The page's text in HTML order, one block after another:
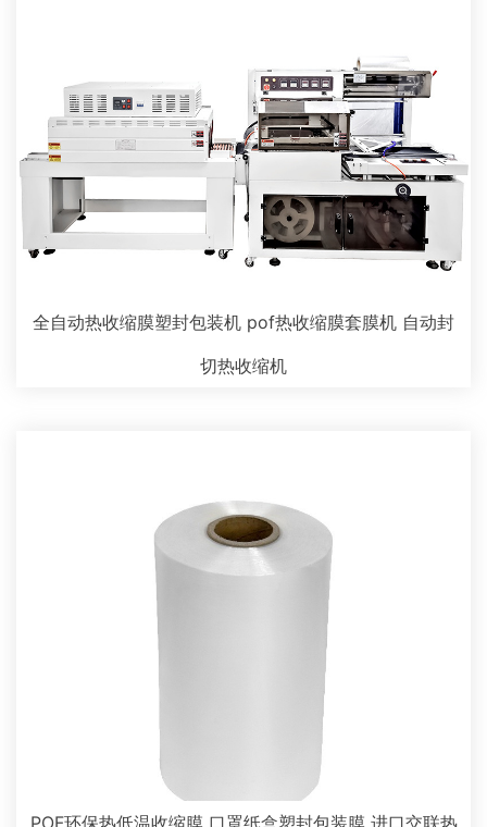
全自动热收缩膜塑封包装机 pof热收缩膜套膜机 自动封
切热收缩机
POF环保热低温收缩膜 口罩纸盒塑封包装膜 进口交联热